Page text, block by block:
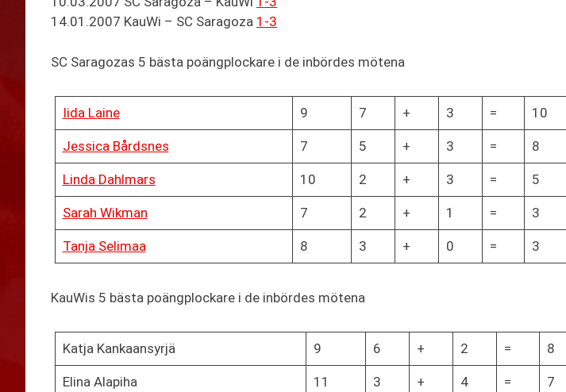
14.01.2007 KauWi – SC Saragoza 1-3
SC Saragozas 5 bästa poängplockare i de inbördes mötena
Iida Laine 9 7 + 3 = 10
Jessica Bårdsnes 7 5 + 3 = 8
Linda Dahlmars 10 2 + 3 = 5
Sarah Wikman 7 2 + 1 = 3
Tanja Selimaa 8 3 + 0 = 3
KauWis 5 bästa poängplockare i de inbördes mötena
Katja Kankaansyrjä 9 6 + 2 = 8
Elina Alapiha 11 3 + 4 = 7